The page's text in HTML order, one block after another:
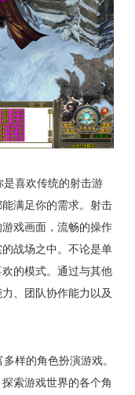
是喜欢传统的射击游
满足你的需求。射击
戏画面，流畅的操作
战场之中。不论是单
的模式。通过与其他
、团队协作能力以及
样的角色扮演游戏。
索游戏世界的各个角